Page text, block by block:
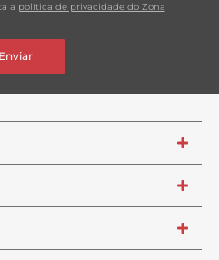
a política de privacidade do Zona
Enviar
+
+
+